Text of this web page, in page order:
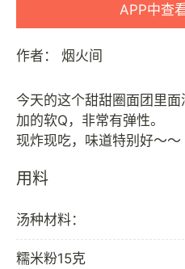
APP中查
作者： 烟火间
今天的这个甜甜圈面团里
加的软Q，非常有弹性。
用料
汤种材料：
糯米粉15克